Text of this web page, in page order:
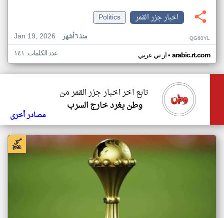
اخبار جزر القمر
Politics
Jan 19, 2026
منذ ٦ أشهر QG60YL
ار تي عربي• arabic.rt.com عدد الكلمات: ١٤١
تابع اخر اخبار جزر القمر من
وطن يغرد خارج السرب
مصادر أخرى